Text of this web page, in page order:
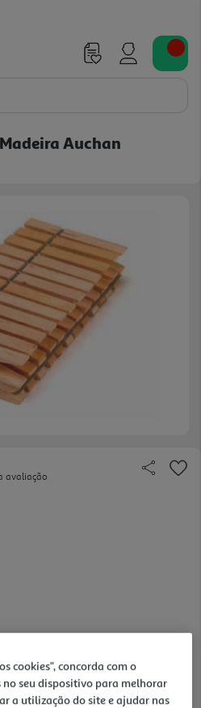
Auchan
avaliação
cookies", concorda com o
seu dispositivo para melhorar
a utilização do site e ajudar nas